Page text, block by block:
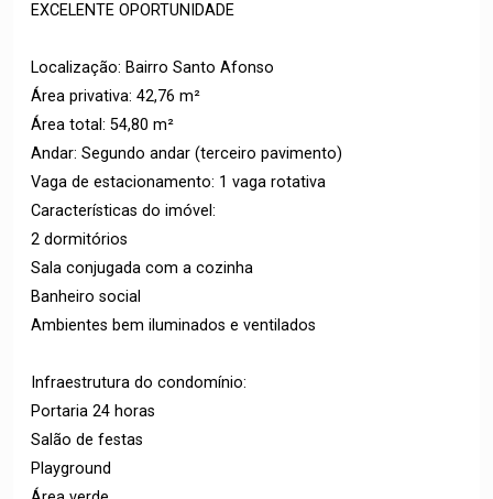
EXCELENTE OPORTUNIDADE
Localização: Bairro Santo Afonso
Área privativa: 42,76 m²
Área total: 54,80 m²
Andar: Segundo andar (terceiro pavimento)
Vaga de estacionamento: 1 vaga rotativa
Características do imóvel:
2 dormitórios
Sala conjugada com a cozinha
Banheiro social
Ambientes bem iluminados e ventilados
Infraestrutura do condomínio:
Portaria 24 horas
Salão de festas
Playground